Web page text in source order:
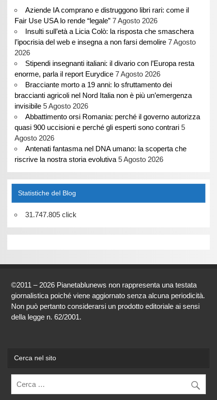
Aziende IA comprano e distruggono libri rari: come il
Fair Use USA lo rende “legale” 7 Agosto 2026
Insulti sull’età a Licia Colò: la risposta che smaschera
l’ipocrisia del web e insegna a non farsi demolire 7 Agosto
2026
Stipendi insegnanti italiani: il divario con l’Europa resta
enorme, parla il report Eurydice 7 Agosto 2026
Bracciante morto a 19 anni: lo sfruttamento dei
braccianti agricoli nel Nord Italia non è più un’emergenza
invisibile 5 Agosto 2026
Abbattimento orsi Romania: perché il governo autorizza
quasi 900 uccisioni e perché gli esperti sono contrari 5
Agosto 2026
Antenati fantasma nel DNA umano: la scoperta che
riscrive la nostra storia evolutiva 5 Agosto 2026
Statistiche del Blog
31.747.805 click
©2011 – 2026 Pianetablunews non rappresenta una testata
giornalistica poiché viene aggiornato senza alcuna periodicità.
Non può pertanto considerarsi un prodotto editoriale ai sensi
della legge n. 62/2001.
Cerca nel sito